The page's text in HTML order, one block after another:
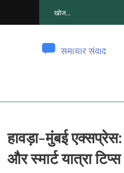
हावड़ा-मुंबई
और स्मार्ट यात्रा टिप्स